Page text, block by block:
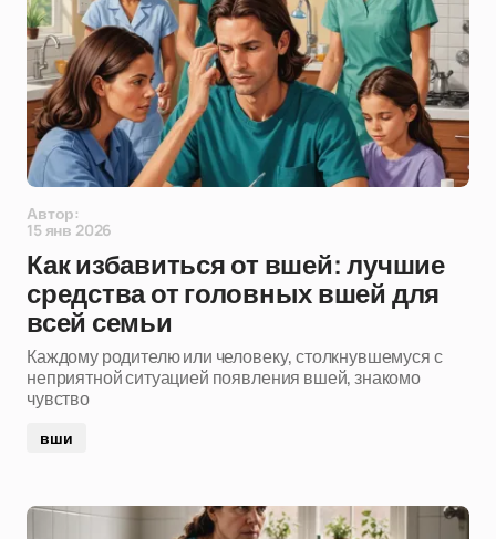
Автор:
15 янв 2026
Как избавиться от вшей: лучшие
средства от головных вшей для
всей семьи
Каждому родителю или человеку, столкнувшемуся с
неприятной ситуацией появления вшей, знакомо
чувство
вши